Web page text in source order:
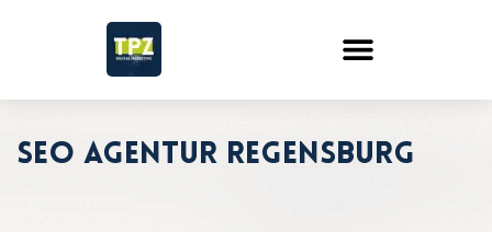
SEO Agentur Regensburg